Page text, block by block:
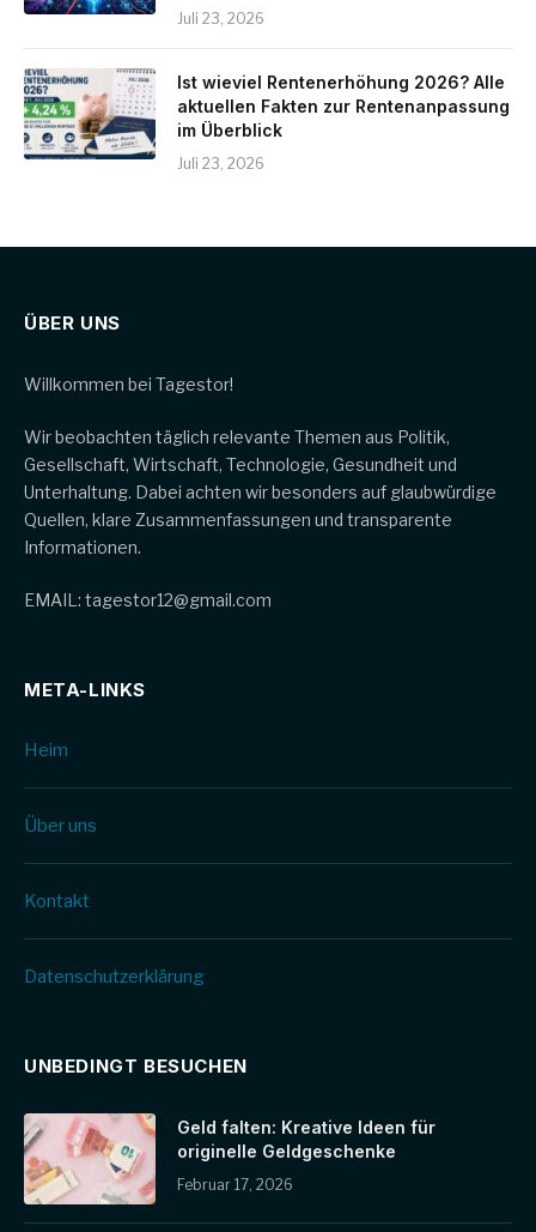
Juli 23, 2026
Ist wieviel Rentenerhöhung 2026? Alle
aktuellen Fakten zur Rentenanpassung
im Überblick
Juli 23, 2026
ÜBER UNS
Willkommen bei Tagestor!
Wir beobachten täglich relevante Themen aus Politik,
Gesellschaft, Wirtschaft, Technologie, Gesundheit und
Unterhaltung. Dabei achten wir besonders auf glaubwürdige
Quellen, klare Zusammenfassungen und transparente
Informationen.
EMAIL: tagestor12@gmail.com
META-LINKS
Heim
Über uns
Kontakt
Datenschutz­erklärung
UNBEDINGT BESUCHEN
Geld falten: Kreative Ideen für
originelle Geldgeschenke
Februar 17, 2026